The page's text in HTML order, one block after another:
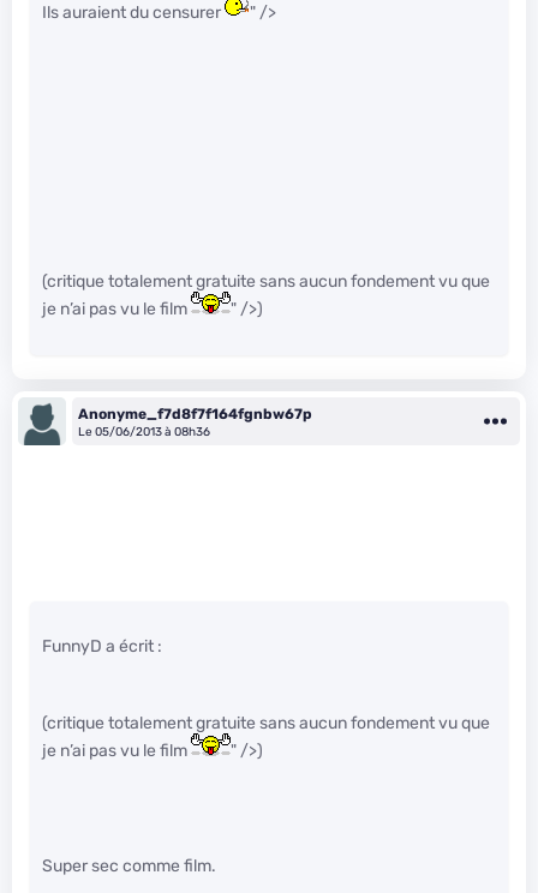
Ils auraient du censurer " />
(critique totalement gratuite sans aucun fondement vu que
je n’ai pas vu le film
" />)
Anonyme_f7d8f7f164fgnbw67p
Le 05/06/2013 à 08h36
FunnyD a écrit :
(critique totalement gratuite sans aucun fondement vu que
je n’ai pas vu le film
" />)
Super sec comme film.